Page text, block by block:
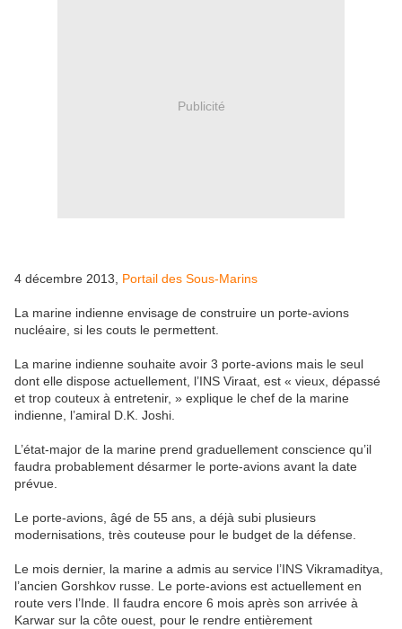
Publicité
4 décembre 2013, Portail des Sous-Marins
La marine indienne envisage de construire un porte-avions
nucléaire, si les couts le permettent.
La marine indienne souhaite avoir 3 porte-avions mais le seul
dont elle dispose actuellement, l’INS Viraat, est « vieux, dépassé
et trop couteux à entretenir, » explique le chef de la marine
indienne, l’amiral D.K. Joshi.
L’état-major de la marine prend graduellement conscience qu’il
faudra probablement désarmer le porte-avions avant la date
prévue.
Le porte-avions, âgé de 55 ans, a déjà subi plusieurs
modernisations, très couteuse pour le budget de la défense.
Le mois dernier, la marine a admis au service l’INS Vikramaditya,
l’ancien Gorshkov russe. Le porte-avions est actuellement en
route vers l’Inde. Il faudra encore 6 mois après son arrivée à
Karwar sur la côte ouest, pour le rendre entièrement